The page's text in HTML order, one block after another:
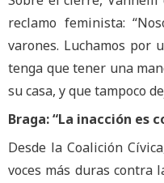
reclamo feminista:
varones. Luchamos por
tenga que tener una
su casa, y que tampoco
Braga: “La inacción es
Desde la Coalición
voces más duras contra